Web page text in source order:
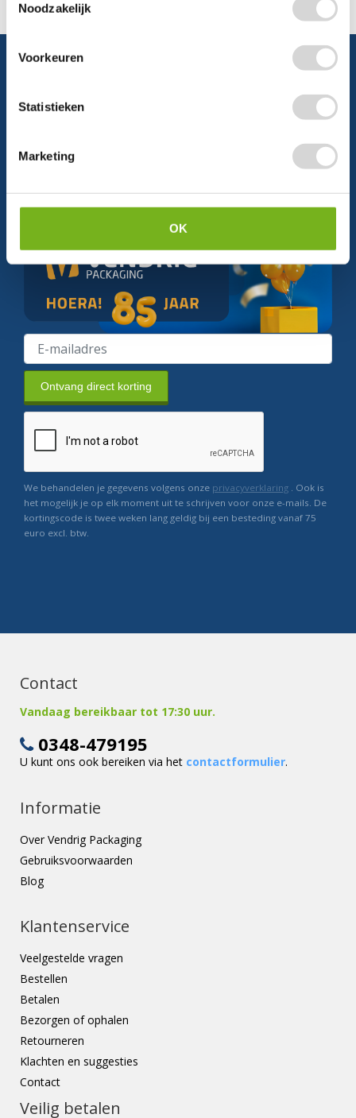
Noodzakelijk
Voorkeuren
Statistieken
Marketing
OK
Schrijf je in en ontvang direct
Krijg af en toe mails van ons
Ontvang direct korting
We behandelen je gegevens volgens onze privacyverklaring . Ook is
het mogelijk je op elk moment uit te schrijven voor onze e-mails. De
kortingscode is twee weken lang geldig bij een besteding vanaf 75
euro excl. btw.
Contact
Vandaag bereikbaar tot 17:30 uur.
0348-479195
U kunt ons ook bereiken via het contactformulier.
Informatie
Over Vendrig Packaging
Gebruiksvoorwaarden
Blog
Klantenservice
Veelgestelde vragen
Bestellen
Betalen
Bezorgen of ophalen
Retourneren
Klachten en suggesties
Contact
Veilig betalen